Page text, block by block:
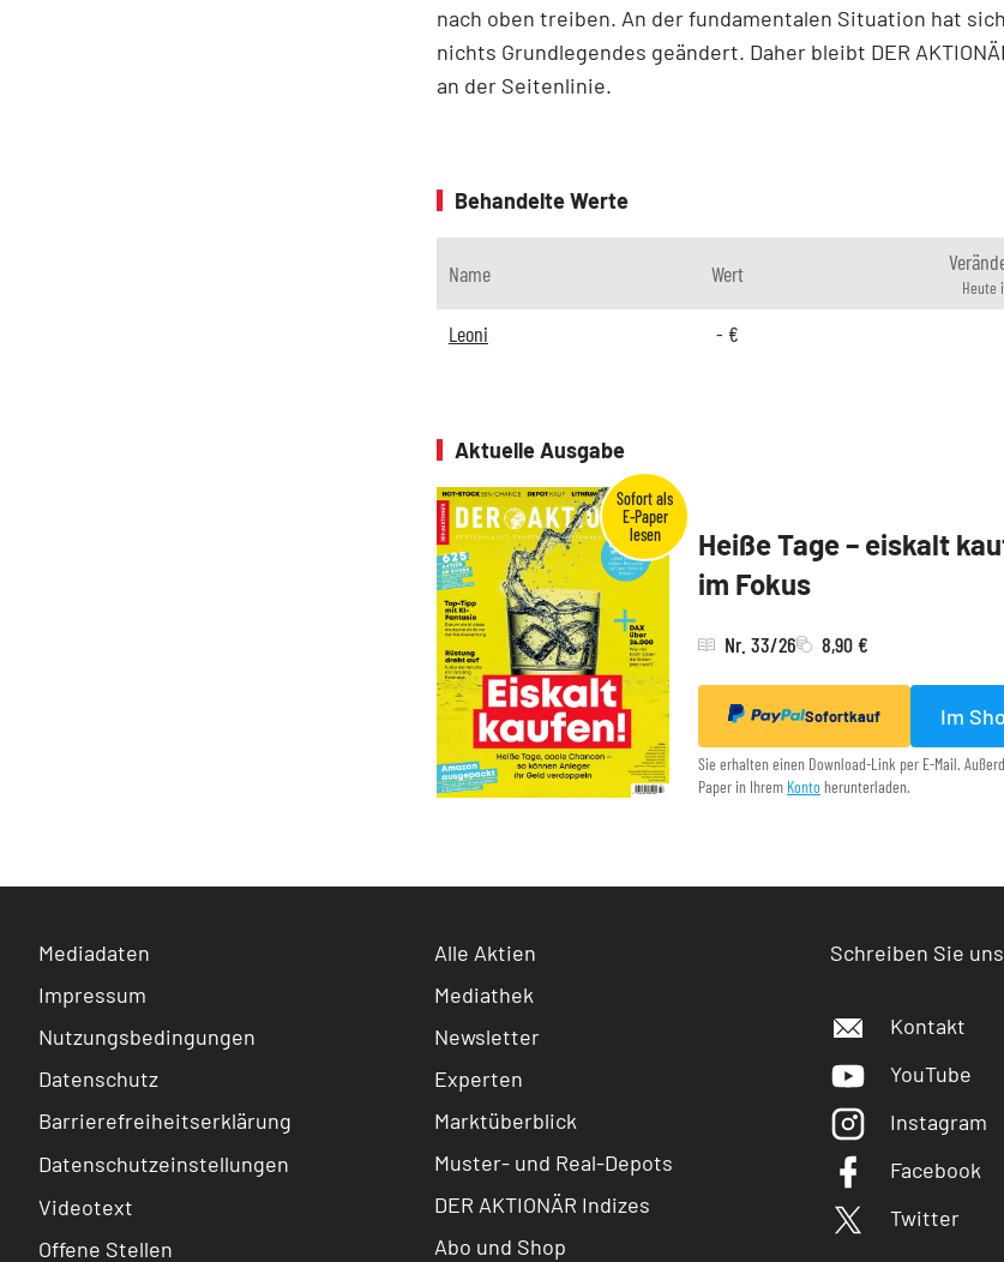
nach oben treiben. An der fundamentalen Situation hat
nichts Grundlegendes geändert. Daher bleibt DER
an der Seitenlinie.
Behandelte Werte
Name Wert
Heute
Leoni - €
Aktuelle Ausgabe
Heiße Tage – eiskalt
im Fokus
Nr. 33/26 8,90 €
Sofortkauf Im
Sie erhalten einen Download-Link per E-Mail.
Paper in Ihrem Konto herunterladen.
Mediadaten
Impressum
Nutzungsbedingungen
Datenschutz
Barrierefreiheitserklärung
Datenschutzeinstellungen
Videotext
Offene Stellen
Alle Aktien
Mediathek
Newsletter
Experten
Marktüberblick
Muster- und Real-Depots
DER AKTIONÄR Indizes
Abo und Shop
Schreiben Sie uns
Kontakt
YouTube
Instagram
Facebook
Twitter